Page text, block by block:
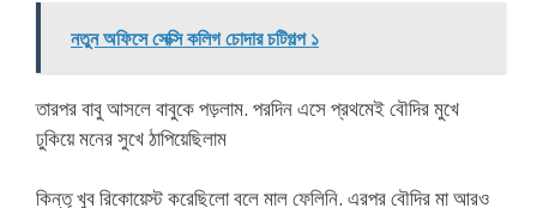
নতুন অফিসে সেক্সি কলিগ চোদার চটিগল্প ১
তারপর বাবু আসলে বাবুকে পড়লাম. পরদিন এসে প্রথমেই বৌদির মুখে
ঢুকিয়ে মনের সুখে ঠাপিয়েছিলাম
কিন্তূ খুব রিকোয়েস্ট করেছিলো বলে মাল ফেলিনি. এরপর বৌদির মা আরও